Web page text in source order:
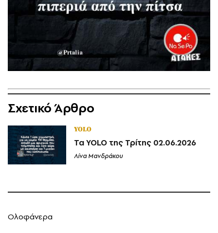
Σχετικό Άρθρο
YOLO
Τα YOLO της Τρίτης 02.06.2026
Λίνα Μανδράκου
Ολοφάνερα